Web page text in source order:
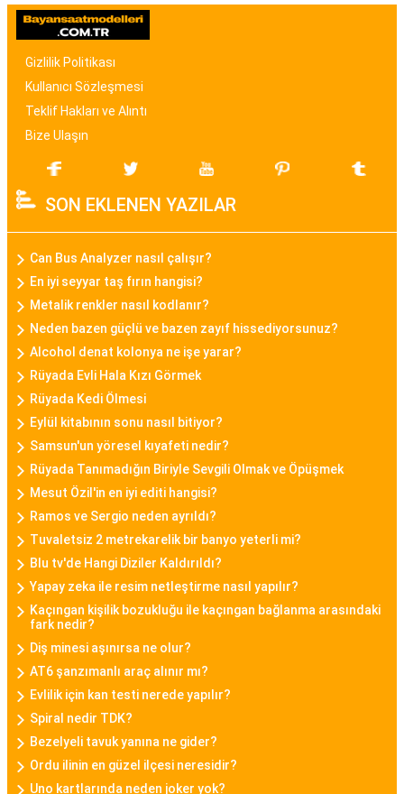
modellerden, spor ve günlük kullanıma uygun
olanlara kadar birçok seçenek mevcuttur. Renk,
malzeme ve tasarım özellikleriyle bayan saat
modelleri, kullanıcıların tarzına uygun seçenekler
sunar.
Teknolojinin gelişimi ile birlikte bayan akıllı saat
modelleri de popülerlik kazanmıştır. Bu modeller,
sadece zamanı göstermekle kalmayıp, fitness
takibi, çağrı bildirimleri, müzik kontrolü gibi
fonksiyonları da içinde barındırarak günümüz
kadınının aktif yaşam tarzına uygun bir seçenek
sunar.
Daniel Klein Bayan Saat
Daniel Klein, şıklık ve kaliteyi bir araya getiren
bayan saat modelleriyle bilinen bir markadır.
Minimalist tasarımları, zarif detayları ve kaliteli
malzemeleriyle Daniel Klein bayan saatleri,
kullanıcılarına tarz bir görünüm sunar.
Casio Bayan Saat
Casio, sağlamlığı ve fonksiyonelliği ile tanınan bir
markadır. Casio bayan saat modelleri, dayanıklılık
ve şıklığı bir araya getirerek spor ve günlük
kullanıma uygun seçenekler sunar.
Fossil Bayan Saat
Fossil, vintage ve modern tasarımları başarıyla
birleştiren bayan saat modelleriyle bilinir. Fossil
bayan saatleri, özgün detaylar ve kaliteli malzeme
kullanımıyla öne çıkar.
Gizlilik Politikası
Kullanıcı Sözleşmesi
Teklif Hakları ve Alıntı
Bize Ulaşın
SON EKLENEN YAZILAR
Can Bus Analyzer nasıl çalışır?
En iyi seyyar taş fırın hangisi?
Metalik renkler nasıl kodlanır?
Neden bazen güçlü ve bazen zayıf hissediyorsunuz?
Alcohol denat kolonya ne işe yarar?
Rüyada Evli Hala Kızı Görmek
Rüyada Kedi Ölmesi
Eylül kitabının sonu nasıl bitiyor?
Samsun'un yöresel kıyafeti nedir?
Rüyada Tanımadığın Biriyle Sevgili Olmak ve Öpüşmek
Mesut Özil'in en iyi editi hangisi?
Ramos ve Sergio neden ayrıldı?
Tuvaletsiz 2 metrekarelik bir banyo yeterli mi?
Blu tv'de Hangi Diziler Kaldırıldı?
Yapay zeka ile resim netleştirme nasıl yapılır?
Kaçıngan kişilik bozukluğu ile kaçıngan bağlanma arasındaki
fark nedir?
Diş minesi aşınırsa ne olur?
AT6 şanzımanlı araç alınır mı?
Evlilik için kan testi nerede yapılır?
Spiral nedir TDK?
Bezelyeli tavuk yanına ne gider?
Ordu ilinin en güzel ilçesi neresidir?
Uno kartlarında neden joker yok?